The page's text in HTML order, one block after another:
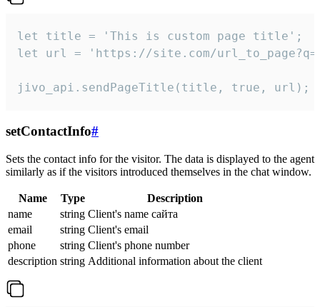
let title = 'This is custom page title';
let url = 'https://site.com/
jivo_api.sendPageTitle(title, true, url);
setContactInfo#
Sets the contact info for the visitor. The data is displayed to the agent
similarly as if the visitors introduced themselves in the chat window.
Name Type
Description
name
string Client's name сайта
email
string Client's email
phone
string Client's phone number
description string Additional information about the client